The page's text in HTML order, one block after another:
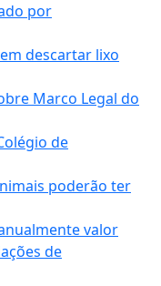
por
descartar lixo
Marco Legal do
de
poderão ter
valor
de